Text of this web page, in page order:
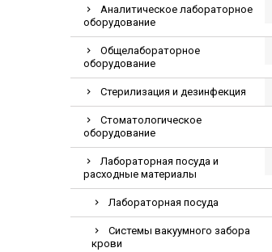
Аналитическое лабораторное
оборудование
Общелабораторное
оборудование
Стерилизация и дезинфекция
Стоматологическое
оборудование
Лабораторная посуда и
расходные материалы
Лабораторная посуда
Системы вакуумного забора
крови